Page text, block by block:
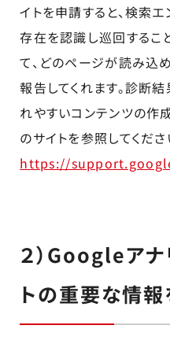
イトを申請すると、検索
存在を認識し巡回するこ
て、どのページが読み込
報告してくれます。診断
れやすいコンテンツの作
のサイトを参照してくださ
https://
２）Googleアナ
トの重要な情報